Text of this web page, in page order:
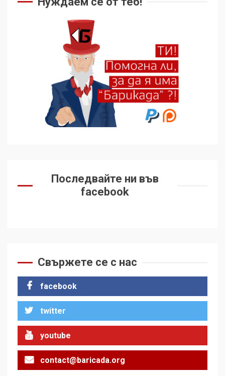
Последвайте ни във
facebook
Свържете се с нас
facebook
twitter
youtube
contact@baricada.org